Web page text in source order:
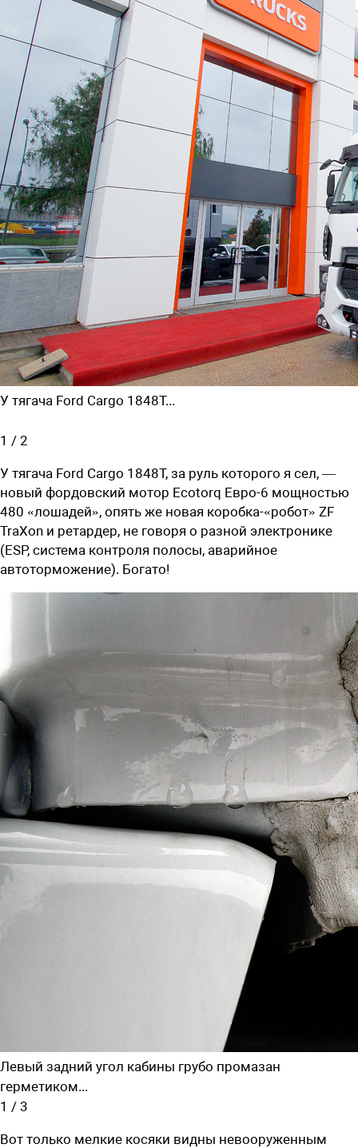
У тягача Ford Cargo 1848Т...
1 / 2
У тягача Ford Cargo 1848Т, за руль которого я сел, —
новый фордовский мотор Ecotorq Евро-6 мощностью
480 «лошадей», опять же новая ­коробка-«робот» ZF
TraХon и ретардер, не говоря о разной электронике
(ESP, система контроля полосы, аварийное
автоторможение). Богато!
Левый задний угол кабины грубо промазан
герметиком...
1 / 3
Вот только мелкие косяки видны невооруженным